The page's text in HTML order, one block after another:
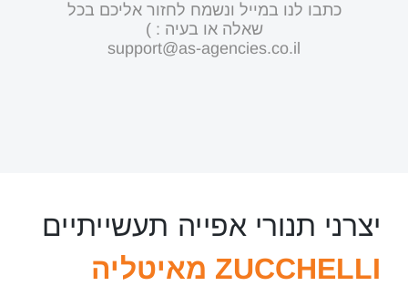
כתבו לנו במייל ונשמח לחזור אליכם בכל
שאלה או בעיה : )
support@as-agencies.co.il
יצרני תנורי אפייה תעשייתיים
ZUCCHELLI מאיטליה